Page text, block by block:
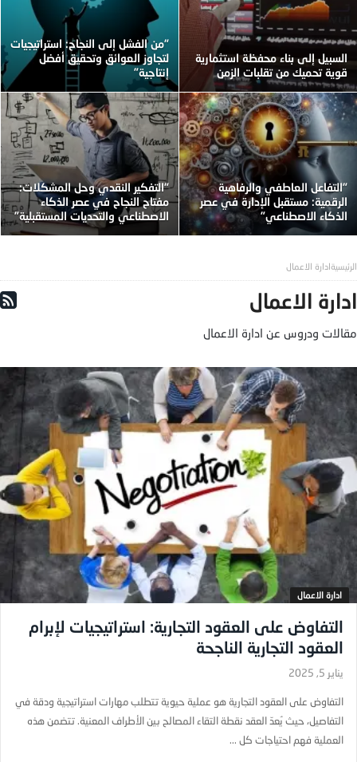
السبيل إلى بناء محفظة استثمارية
قوية تحميك من تقلبات الزمن
“من الفشل إلى النجاح: استراتيجيات
لتجاوز العوائق وتحقيق أفضل
إنتاجية”
“التفاعل العاطفي والرفاهية
الرقمية: مستقبل الإدارة في عصر
الذكاء الاصطناعي”
“التفكير النقدي وحل المشكلات:
مفتاح النجاح في عصر الذكاء
الاصطناعي والتحديات المستقبلية”
ادارة الاعمال
ادارة الاعمال
مقالات ودروس عن ادارة الاعمال
ادارة الاعمال
التفاوض على العقود التجارية: استراتيجيات لإبرام
العقود التجارية الناجحة
يناير 5, 2025
التفاوض على العقود التجارية هو عملية حيوية تتطلب مهارات استراتيجية ودقة في
التفاصيل، حيث يُعدّ العقد نقطة التقاء المصالح بين الأطراف المعنية. تتضمن هذه
العملية فهم احتياجات كل ...